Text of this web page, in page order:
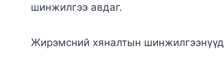
шинжилгээ авдаг.
Жирэмсний хяналтын шинжилгээнүүд